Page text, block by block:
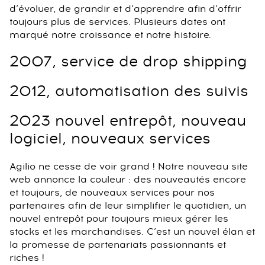
d’évoluer, de grandir et d’apprendre afin d’offrir
toujours plus de services. Plusieurs dates ont
marqué notre croissance et notre histoire.
2007, service de drop shipping
2012, automatisation des suivis
2023 nouvel entrepôt, nouveau
logiciel, nouveaux services
Agilio ne cesse de voir grand ! Notre nouveau site
web annonce la couleur : des nouveautés encore
et toujours, de nouveaux services pour nos
partenaires afin de leur simplifier le quotidien, un
nouvel entrepôt pour toujours mieux gérer les
stocks et les marchandises. C’est un nouvel élan et
la promesse de partenariats passionnants et
riches !